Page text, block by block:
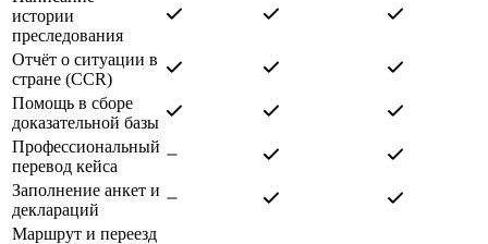
истории
преследования
Отчёт о ситуации в
стране (CCR)
Помощь в сборе
доказательной базы
Профессиональный
перевод кейса
Заполнение анкет и
деклараций
Маршрут и переезд